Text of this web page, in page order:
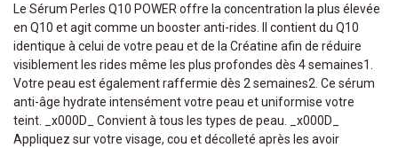
Le Sérum Perles Q10 POWER offre la concentration la plus élevée
en Q10 et agit comme un booster anti-rides. Il contient du Q10
identique à celui de votre peau et de la Créatine afin de réduire
visiblement les rides même les plus profondes dès 4 semaines1.
Votre peau est également raffermie dès 2 semaines2. Ce sérum
anti-âge hydrate intensément votre peau et uniformise votre
teint. _x000D_ Convient à tous les types de peau. _x000D_
Appliquez sur votre visage, cou et décolleté après les avoir